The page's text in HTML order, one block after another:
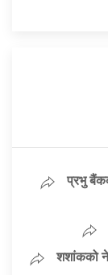
प्रभु
शशांकको